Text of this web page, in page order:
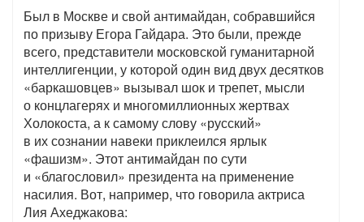
Был в Москве и свой антимайдан, собравшийся
по призыву Егора Гайдара. Это были, прежде
всего, представители московской гуманитарной
интеллигенции, у которой один вид двух десятков
«баркашовцев» вызывал шок и трепет, мысли
о концлагерях и многомиллионных жертвах
Холокоста, а к самому слову «русский»
в их сознании навеки приклеился ярлык
«фашизм». Этот антимайдан по сути
и «благословил» президента на применение
насилия. Вот, например, что говорила актриса
Лия Ахеджакова: